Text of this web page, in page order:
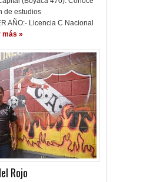
de estudios
AÑO:- Licencia C Nacional
más »
Rojo